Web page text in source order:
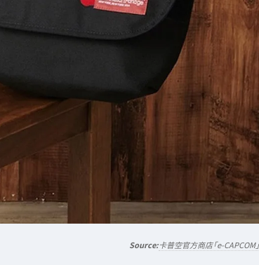
卡普空官方商店「e-CAPCOM」